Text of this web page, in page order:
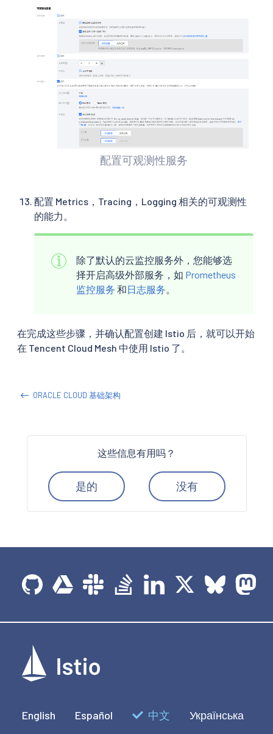
配置可观测性服务
配置 Metrics，Tracing，Logging 相关的可观测性
的能力。
除了默认的云监控服务外，您能够选
择开启高级外部服务，如 Prometheus
监控服务 和日志服务
在完成这些步骤，并确认配置创建 Istio 后，就可以开始
在 Tencent Cloud Mesh 中使用 Istio 了。
ORACLE CLOUD 基础架构
这些信息有用吗？
是的 没有
English Español 中文 Українська